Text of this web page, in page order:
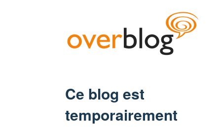
Ce blog est
temporairement